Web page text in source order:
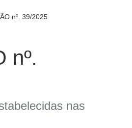
nº. 39/2025
nº.
nas